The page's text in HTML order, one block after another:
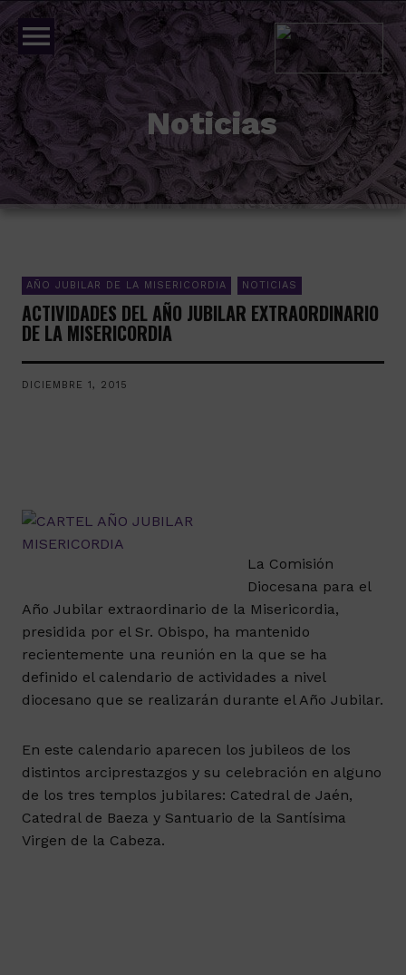
menu
Noticias
AÑO JUBILAR DE LA MISERICORDIA NOTICIAS
ACTIVIDADES DEL AÑO JUBILAR EXTRAORDINARIO
DE LA MISERICORDIA
DICIEMBRE 1, 2015
La Comisión
Diocesana para el
Año Jubilar extraordinario de la Misericordia,
presidida por el Sr. Obispo, ha mantenido
recientemente una reunión en la que se ha
definido el calendario de actividades a nivel
diocesano que se realizarán durante el Año Jubilar.
En este calendario aparecen los jubileos de los
distintos arciprestazgos y su celebración en alguno
de los tres templos jubilares: Catedral de Jaén,
Catedral de Baeza y Santuario de la Santísima
Virgen de la Cabeza.